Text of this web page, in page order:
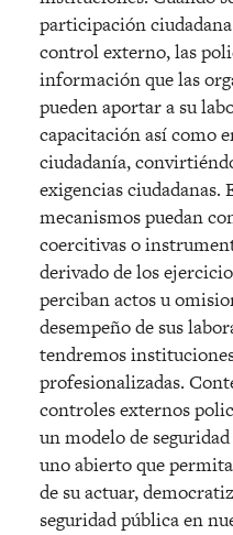
participación
control externo, las
información que las
pueden aportar a su
capacitación así como
ciudadanía,
exigencias ciudadanas.
mecanismos puedan
coercitivas o
derivado de los
perciban actos u
desempeño de sus
tendremos
profesionalizadas.
controles externos
un modelo de
uno abierto que
de su actuar,
seguridad pública en